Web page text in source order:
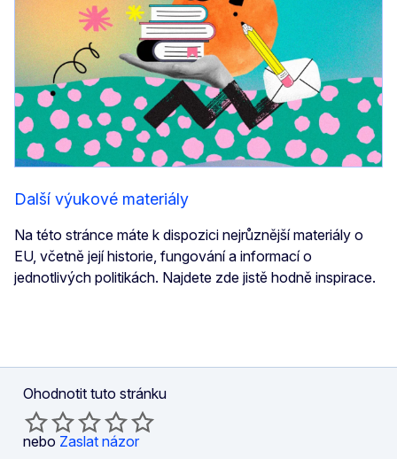
Další výukové materiály
Na této stránce máte k dispozici nejrůznější materiály o
EU, včetně její historie, fungování a informací o
jednotlivých politikách. Najdete zde jistě hodně inspirace.
Ohodnotit tuto stránku
nebo Zaslat názor